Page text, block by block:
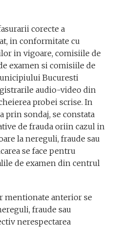
corecte a
in conformitate cu
in vigoare, comisiile de
examen si comisiile de
Bucuresti
audio-video din
probei scrise. In
prin sondaj, se constata
de frauda oriin cazul in
la nereguli, fraude sau
se face pentru
de examen din centrul
mentionate anterior se
fraude sau
nerespectarea